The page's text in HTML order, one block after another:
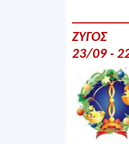
ΖΥΓΟΣ
23/09 -